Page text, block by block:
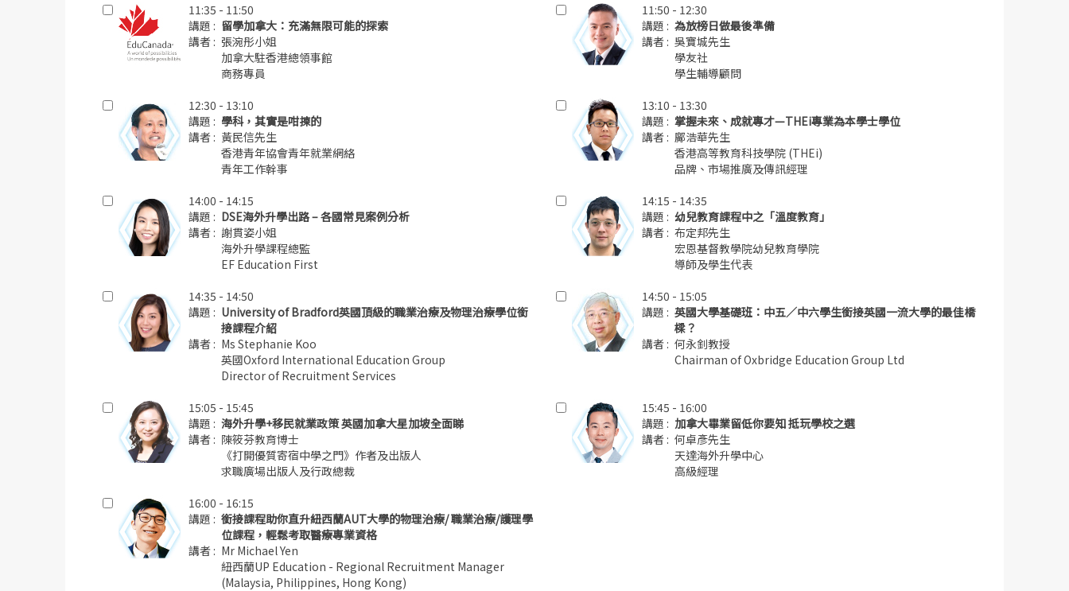
11:35 - 11:50
講題 : 留學加拿大：充滿無限可能的探索
講者 : 張涴彤小姐
加拿大駐香港總領事館
商務專員
11:50 - 12:30
講題 : 為放榜日做最後準備
講者 : 吳寶城先生
學友社
學生輔導顧問
12:30 - 13:10
講題 : 學科，其實是咁揀的
講者 : 黃民信先生
香港青年協會青年就業網絡
青年工作幹事
13:10 - 13:30
講題 : 掌握未來、成就專才—THEi專業為本學士學位
講者 : 鄺浩華先生
香港高等教育科技學院 (THEi)
品牌、市場推廣及傳訊經理
14:00 - 14:15
講題 : DSE海外升學出路 – 各國常見案例分析
講者 : 謝貫姿小姐
海外升學課程總監
EF Education First
14:15 - 14:35
講題 : 幼兒教育課程中之「溫度教育」
講者 : 布定邦先生
宏恩基督教學院幼兒教育學院
導師及學生代表
14:35 - 14:50
講題 : University of Bradford英國頂級的職業治療及物理治療學位銜
接課程介紹
講者 : Ms Stephanie Koo
英國Oxford International Education Group
Director of Recruitment Services
14:50 - 15:05
講題 : 英國大學基礎班：中五／中六學生銜接英國一流大學的最佳橋
樑？
講者 : 何永釗教授
Chairman of Oxbridge Education Group Ltd
15:05 - 15:45
講題 : 海外升學+移民就業政策 英國加拿大星加坡全面睇
講者 : 陳筱芬教育博士
《打開優質寄宿中學之門》作者及出版人
求職廣場出版人及行政總裁
15:45 - 16:00
講題 : 加拿大畢業留低你要知 抵玩學校之選
講者 : 何卓彥先生
天達海外升學中心
高級經理
16:00 - 16:15
講題 : 銜接課程助你直升紐西蘭AUT大學的物理治療/ 職業治療/護理學
位課程，輕鬆考取醫療專業資格
講者 : Mr Michael Yen
紐西蘭UP Education - Regional Recruitment Manager
(Malaysia, Philippines, Hong Kong)